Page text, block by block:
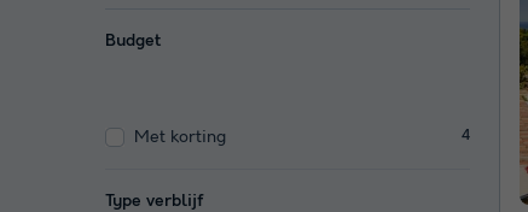
Budget
Met korting 4
Type verblijf